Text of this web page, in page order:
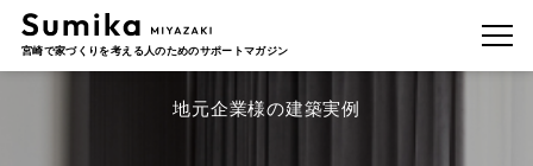
宮崎で家づくりを考える人のためのサポートマガジン
地元企業様の建築実例